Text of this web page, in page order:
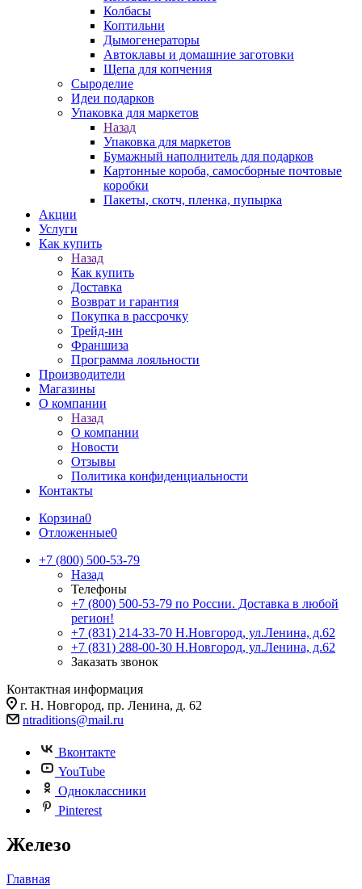
Колбасы
Коптильни
Дымогенераторы
Автоклавы и домашние заготовки
Щепа для копчения
Сыроделие
Идеи подарков
Упаковка для маркетов
Назад
Упаковка для маркетов
Бумажный наполнитель для подарков
Картонные короба, самосборные почтовые
коробки
Пакеты, скотч, пленка, пупырка
Акции
Услуги
Как купить
Назад
Как купить
Доставка
Возврат и гарантия
Покупка в рассрочку
Трейд-ин
Франшиза
Программа лояльности
Производители
Магазины
О компании
Назад
О компании
Новости
Отзывы
Политика конфиденциальности
Контакты
Корзина0
Отложенные0
+7 (800) 500-53-79
Назад
Телефоны
+7 (800) 500-53-79 по России. Доставка в любой
регион!
+7 (831) 214-33-70 Н.Новгород, ул.Ленина, д.62
+7 (831) 288-00-30 Н.Новгород, ул.Ленина, д.62
Заказать звонок
Контактная информация
г. Н. Новгород, пр. Ленина, д. 62
ntraditions@mail.ru
Вконтакте
YouTube
Одноклассники
Pinterest
Железо
Главная